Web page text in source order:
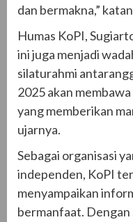
dan bermakna,”
Humas KoPI,
ini juga menjadi
silaturahmi
2025 akan
yang memberikan
ujarnya.
Sebagai organisasi
independen, KoPI
menyampaikan
bermanfaat. Dengan